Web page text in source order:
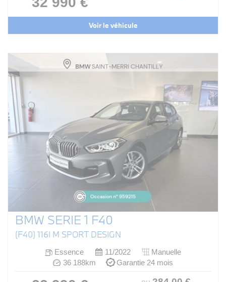
Voir le véhicule
BMW SERIE 1 F40
(F40) 116I M SPORT DESIGN
Essence 11/2022
Manuelle
36 188km
Garantie 24 mois